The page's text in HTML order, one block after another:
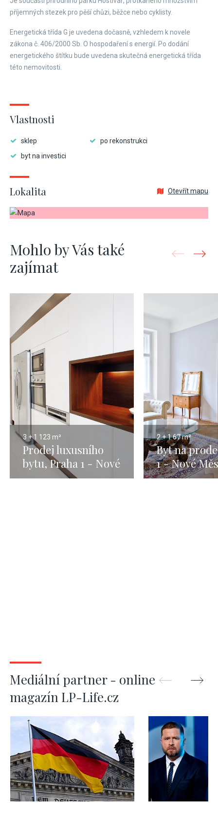
příjemných stezek pro pěší chůzi, běžce nebo cyklisty.
Energetická třída G je uvedena dočasně, vzhledem k novele
zákona č. 406/2000 Sb. O hospodaření s energií. Po dodání
energetického štítku bude uvedena skutečná energetická třída
této nemovitosti.
Vlastnosti
sklep
po rekonstrukci
byt na investici
Lokalita Otevřít mapu
Mohlo by Vás také
zajímat
3 + 1 123 m²
Prodej luxusního
bytu, Praha 1 - Nové
Město - 123m
2 + 167 m²
Byt na
1 - Nové
67m
Mediální partner - online
magazín LP-Life.cz